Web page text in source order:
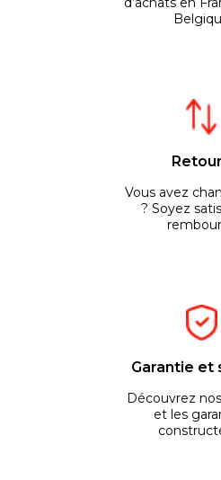
Vous avez
? Soyez
Garantie et
Découvrez
et les